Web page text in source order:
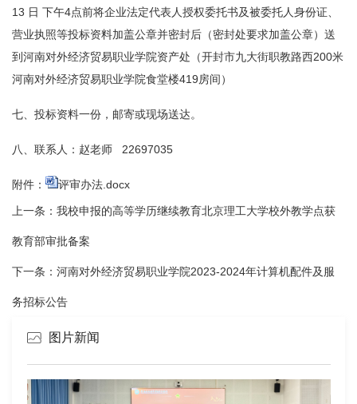
13 日 下午4点前将企业法定代表人授权委托书及被委托人身份证、
营业执照等投标资料加盖公章并密封后（密封处要求加盖公章）送
到河南对外经济贸易职业学院资产处（开封市九大街职教路西200米
河南对外经济贸易职业学院食堂楼419房间）
七、投标资料一份，邮寄或现场送达。
八、联系人：赵老师 22697035
附件： 评审办法.docx
上一条： 我校申报的高等学历继续教育北京理工大学校外教学点获
教育部审批备案
下一条： 河南对外经济贸易职业学院2023-2024年计算机配件及服
务招标公告
图片新闻